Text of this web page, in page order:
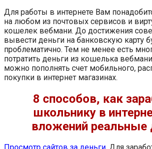
Для работы в интернете Вам
на любом из почтовых сервисов и
кошелек вебмани. До достижения
вывести деньги на банковскую карту
проблематично. Тем не менее есть
потратить деньги из кошелька
можно пополнять счет мобильного,
покупки в интернет магазинах.
8 способов, как
школьнику в
вложений реальные